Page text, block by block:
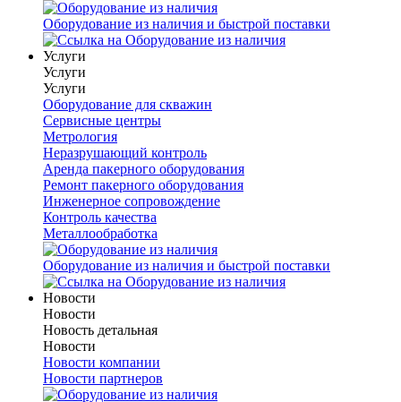
Оборудование из наличия и быстрой поставки
Услуги
Услуги
Услуги
Оборудование для скважин
Сервисные центры
Метрология
Неразрушающий контроль
Аренда пакерного оборудования
Ремонт пакерного оборудования
Инженерное сопровождение
Контроль качества
Металлообработка
Оборудование из наличия и быстрой поставки
Новости
Новости
Новость детальная
Новости
Новости компании
Новости партнеров